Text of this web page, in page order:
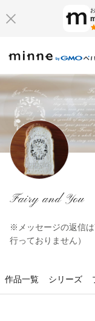
Fairy and You
※メッセージの返信
行っておりません）
作品一覧 シリーズ